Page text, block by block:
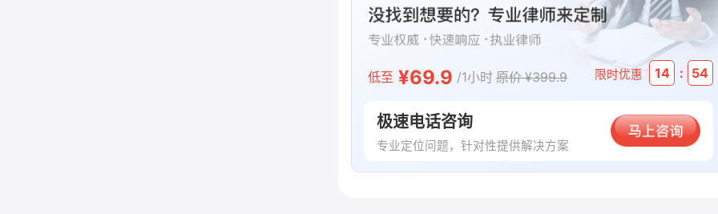
2024年5月2日，蓝天公司向王女士发送解约通知
函，确认于2024年5月3日解除服务合同，并结算相应
费用、收房等事宜。王女士当即告知蓝天公司不同意解
王女士于2024年5月4日收到结算款。据蓝天APP
结算账单显示：蓝天公司应退还剩余租金、业主违约金
11817.84元，扣除业主退还服务质量保证金等费用后
低至 ¥69.9 /1小时 原价 ¥399.9 限时优惠 14 : 53
极速电话咨询
专业定位问题，针对性提供解决方案